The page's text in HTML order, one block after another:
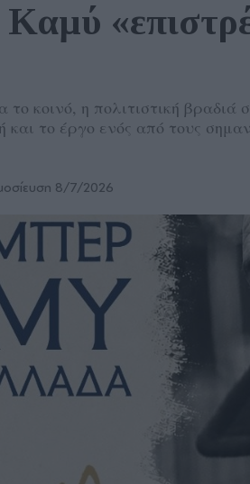
κοινό, η πολιτιστική βραδιά
και το έργο ενός από τους
8/7/2026